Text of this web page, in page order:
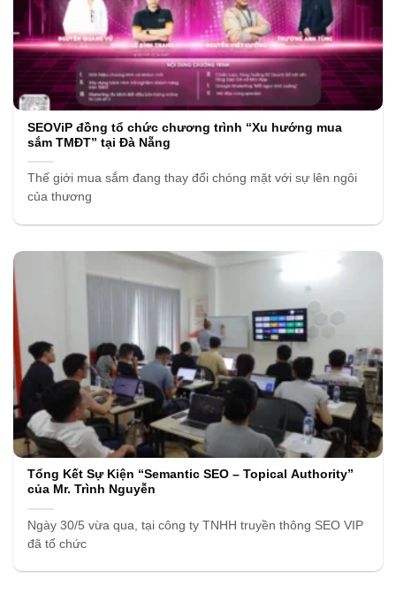
SEOViP đồng tổ chức chương trình “Xu hướng mua
sắm TMĐT” tại Đà Nẵng
Thế giới mua sắm đang thay đổi chóng mặt với sự lên ngôi
của thương
Tổng Kết Sự Kiện “Semantic SEO – Topical Authority”
của Mr. Trình Nguyễn
Ngày 30/5 vừa qua, tại công ty TNHH truyền thông SEO VIP
đã tổ chức